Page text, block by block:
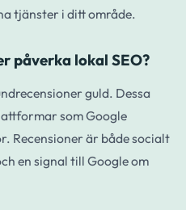
tjänster i ditt område.
påverka lokal SEO?
guld. Dessa
som Google
Recensioner är både socialt
en signal till Google om